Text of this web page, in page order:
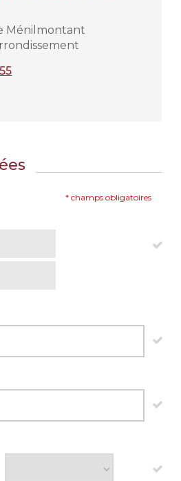
Ménilmontant
* champs obligatoires